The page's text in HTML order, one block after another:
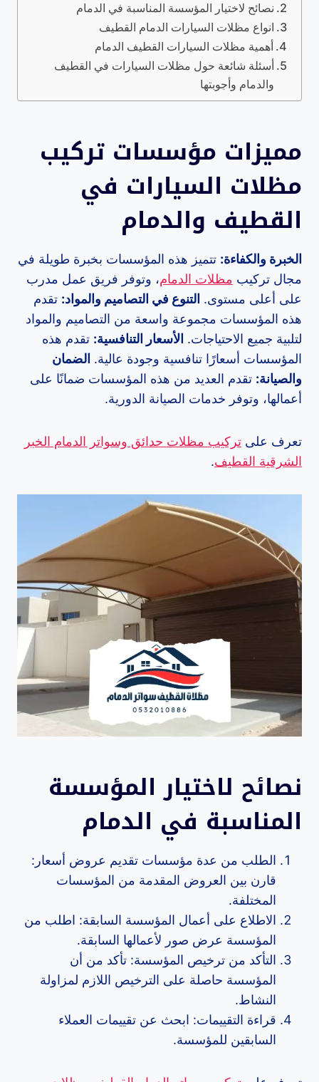
نصائح لاختيار المؤسسة المناسبة في الدمام
انواع مظلات السيارات الدمام القطيف
أهمية مظلات السيارات القطيف الدمام
أسئلة شائعة حول مظلات السيارات في القطيف
والدمام وأجوبتها
مميزات مؤسسات تركيب
مظلات السيارات في
القطيف والدمام
الخبرة والكفاءة: تتميز هذه المؤسسات بخبرة طويلة في
مجال تركيب مظلات الدمام، وتوفر فريق عمل مدرب
على أعلى مستوى. التنوع في التصاميم والمواد: تقدم
هذه المؤسسات مجموعة واسعة من التصاميم والمواد
لتلبية جميع الاحتياجات. الأسعار التنافسية: تقدم هذه
المؤسسات أسعارًا تنافسية وجودة عالية. الضمان
والصيانة: تقدم العديد من هذه المؤسسات ضمانًا على
أعمالها، وتوفر خدمات الصيانة الدورية.
تعرف على تركيب مظلات حدائق وسواتر الدمام الخبر
الشرقية القطيف.
نصائح لاختيار المؤسسة
المناسبة في الدمام
الطلب من عدة مؤسسات تقديم عروض أسعار:
قارن بين العروض المقدمة من المؤسسات
المختلفة.
الاطلاع على أعمال المؤسسة السابقة: اطلب من
المؤسسة عرض صور لأعمالها السابقة.
التأكد من ترخيص المؤسسة: تأكد من أن
المؤسسة حاصلة على الترخيص اللازم لمزاولة
النشاط.
قراءة التقييمات: ابحث عن تقييمات العملاء
السابقين للمؤسسة.